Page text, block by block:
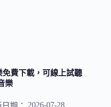
免費下載，可線上試聽
樂
2026-07-28